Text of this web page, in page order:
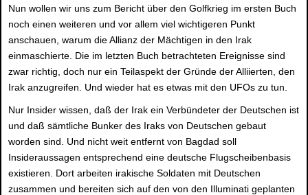
Nun wollen wir uns zum Bericht über den Golfkrieg im ersten Buch
noch einen weiteren und vor allem viel wichtigeren Punkt
anschauen, warum die Allianz der Mächtigen in den Irak
einmaschierte. Die im letzten Buch betrachteten Ereignisse sind
zwar richtig, doch nur ein Teilaspekt der Gründe der Alliierten, den
Irak anzugreifen. Und wieder hat es etwas mit den UFOs zu tun.
Nur Insider wissen, daß der Irak ein Verbündeter der Deutschen ist
und daß sämtliche Bunker des Iraks von Deutschen gebaut
worden sind. Und nicht weit entfernt von Bagdad soll
Insideraussagen entsprechend eine deutsche Flugscheibenbasis
existieren. Dort arbeiten irakische Soldaten mit Deutschen
zusammen und bereiten sich auf den von den Illuminati geplanten